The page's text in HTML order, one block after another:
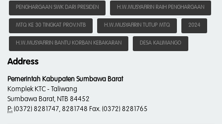
PENGHARGAAN SWK DARI PRESIDEN H.W.MUSYAFIRIN RAIH PENGHARGAAN
MTQ KE 30 TINGKAT PROV.NTB H.W.MUSYAFIRIN TUTUP MTQ 2024
H.W.MUSYAFIRIN BANTU KORBAN KEBAKARAN DESA KALIMANGO
Address
Pemerintah Kabupaten Sumbawa Barat
Komplek KTC - Taliwang
Sumbawa Barat, NTB 84452
P: (0372) 8281747, 8281748 Fax. (0372) 8281765